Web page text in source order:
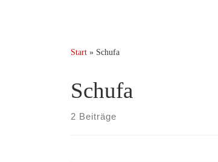
Start » Schufa
Schufa
2 Beiträge